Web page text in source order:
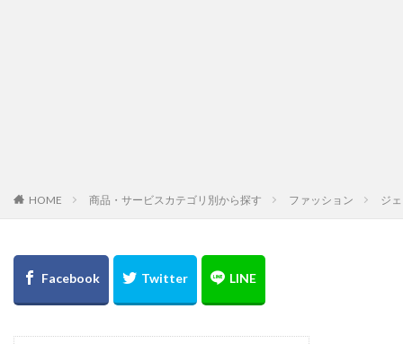
HOME 商品・サービスカテゴリ別から探す ファッション ジ